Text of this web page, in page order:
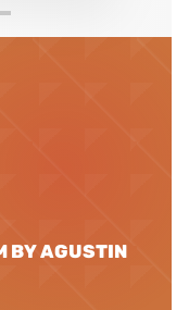
BY AGUSTIN